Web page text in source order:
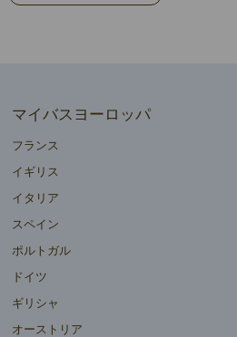
マイバスヨーロッパ
フランス
イギリス
イタリア
スペイン
ポルトガル
ドイツ
ギリシャ
オーストリア